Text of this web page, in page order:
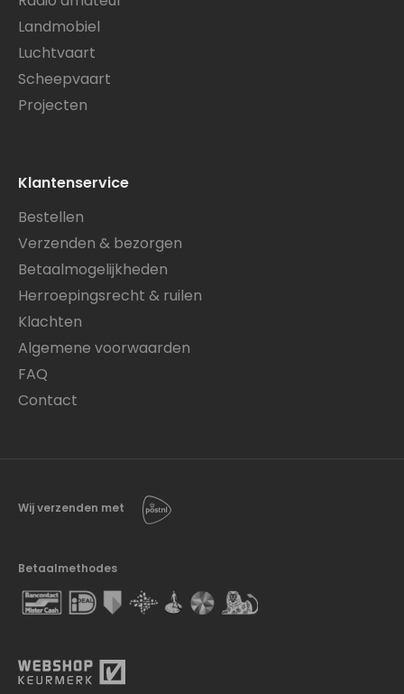
Landmobiel
Luchtvaart
Scheepvaart
Projecten
Klantenservice
Bestellen
Verzenden & bezorgen
Betaalmogelijkheden
Herroepingsrecht & ruilen
Klachten
Algemene voorwaarden
FAQ
Contact
Wij verzenden met
Betaalmethodes